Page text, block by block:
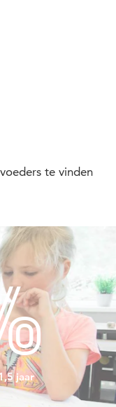
kinderen.
te vinden
jaar